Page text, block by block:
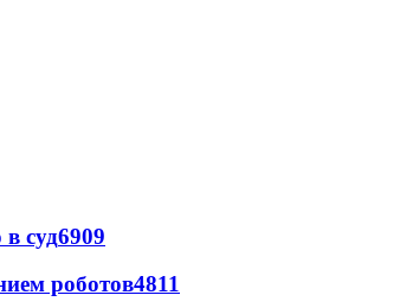
суд6909
роботов4811